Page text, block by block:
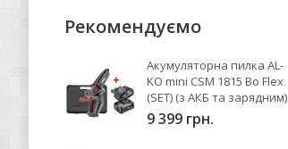
Рекомендуємо
Акумуляторна пилка AL-
KO mini CSM 1815 Bo Flex
(SET) (з АКБ та зарядним)
9 399 грн.